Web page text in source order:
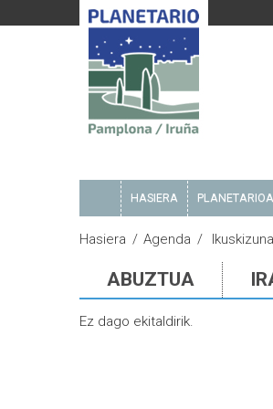
HASIERA PLANETARIOA
Hasiera Agenda
ABUZTUA
Ez dago ekitaldirik.